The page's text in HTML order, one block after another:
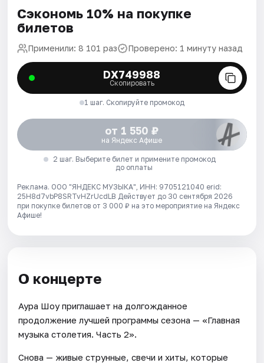
Сэкономь 10% на покупке
билетов
Применили: 8 101 раз Проверено: 1 минуту назад
DX749988
Скопировать
1 шаг. Скопируйте промокод
от 1 550 ₽
на Яндекс Афише
2 шаг. Выберите билет и примените промокод
до оплаты
Реклама. ООО "ЯНДЕКС МУЗЫКА", ИНН: 9705121040 erid:
25H8d7vbP8SRTvHZrUcdLB Действует до 30 сентября 2026
при покупке билетов от 3 000 ₽ на это мероприятие на Яндекс
Афише!
О концерте
Аура Шоу приглашает на долгожданное
продолжение лучшей программы сезона — «Главная
музыка столетия. Часть 2».
Снова — живые струнные, свечи и хиты, которые